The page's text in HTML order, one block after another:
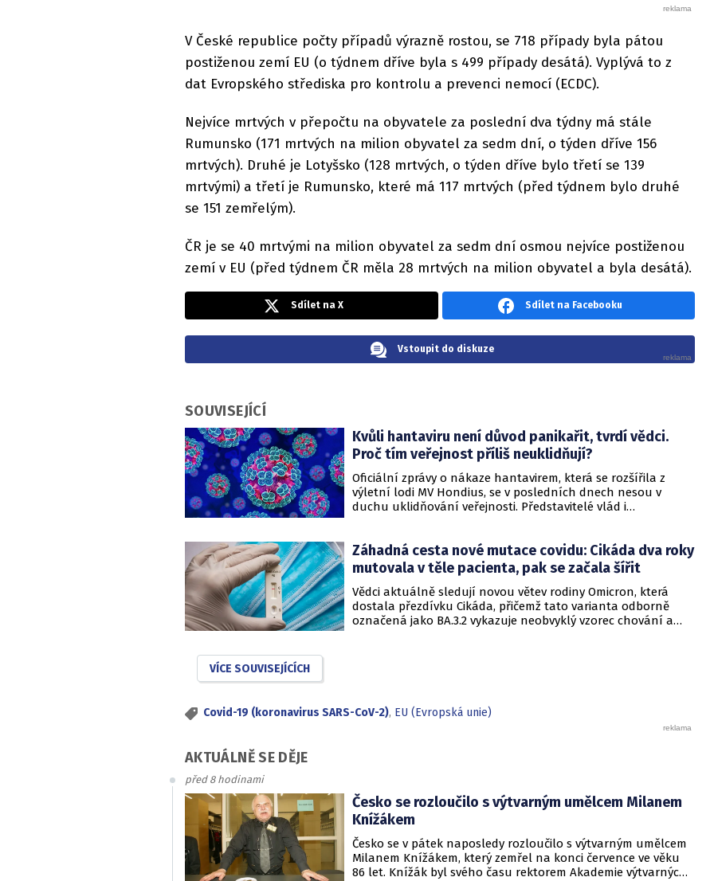
V České republice počty případů výrazně rostou, se 718 případy byla pátou
postiženou zemí EU (o týdnem dříve byla s 499 případy desátá). Vyplývá to z
dat Evropského střediska pro kontrolu a prevenci nemocí (ECDC).
Nejvíce mrtvých v přepočtu na obyvatele za poslední dva týdny má stále
Rumunsko (171 mrtvých na milion obyvatel za sedm dní, o týden dříve 156
mrtvých). Druhé je Lotyšsko (128 mrtvých, o týden dříve bylo třetí se 139
mrtvými) a třetí je Rumunsko, které má 117 mrtvých (před týdnem bylo druhé
se 151 zemřelým).
ČR je se 40 mrtvými na milion obyvatel za sedm dní osmou nejvíce postiženou
zemí v EU (před týdnem ČR měla 28 mrtvých na milion obyvatel a byla desátá).
Sdílet na X Sdílet na Facebooku
Vstoupit do diskuze
SOUVISEJÍCÍ
Kvůli hantaviru není důvod panikařit, tvrdí vědci.
Proč tím veřejnost příliš neuklidňují?
Oficiální zprávy o nákaze hantavirem, která se rozšířila z
výletní lodi MV Hondius, se v posledních dnech nesou v
duchu uklidňování veřejnosti. Představitelé vlád i
však podle CNN varují, že příliš sebevědomá rétorika, kterou
označují za úmyslné šíření klidu, může mít opačný účinek a
prohloubit úzkost ve společnosti, která má stále v živé paměti
pandemii covidu-19.
Záhadná cesta nové mutace covidu: Cikáda dva roky
mutovala v těle pacienta, pak se začala šířit
Vědci aktuálně sledují novou větev rodiny Omicron, která
dostala přezdívku Cikáda, přičemž tato varianta odborně
označená jako BA.3.2 vykazuje neobvyklý vzorec chování a
nečekaně vynořit po letech strávených pod zemí.
VÍCE SOUVISEJÍCÍCH
Covid-19 (koronavirus SARS-CoV-2), EU (Evropská unie)
AKTUÁLNĚ SE DĚJE
před 8 hodinami
Česko se rozloučilo s výtvarným umělcem Milanem
Knížákem
Česko se v pátek naposledy rozloučilo s výtvarným umělcem
Milanem Knížákem, který zemřel na konci července ve věku
86 let. Knížák byl svého času rektorem Akademie výtvarných